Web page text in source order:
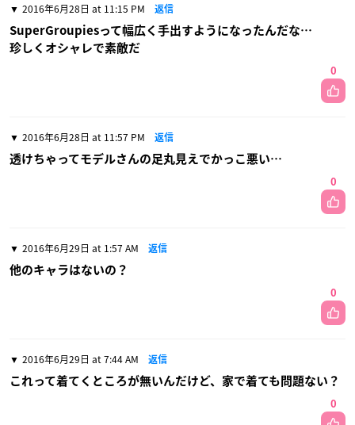
2016年6月28日 at 11:15 PM 返信
SuperGroupiesって幅広く手出すようになったんだな…
珍しくオシャレで素敵だ
0
2016年6月28日 at 11:57 PM 返信
透けちゃってモデルさんの足丸見えでかっこ悪い…
0
2016年6月29日 at 1:57 AM 返信
他のキャラはないの？
0
2016年6月29日 at 7:44 AM 返信
これって着てくところが無いんだけど、家で着ても問題ない？
0